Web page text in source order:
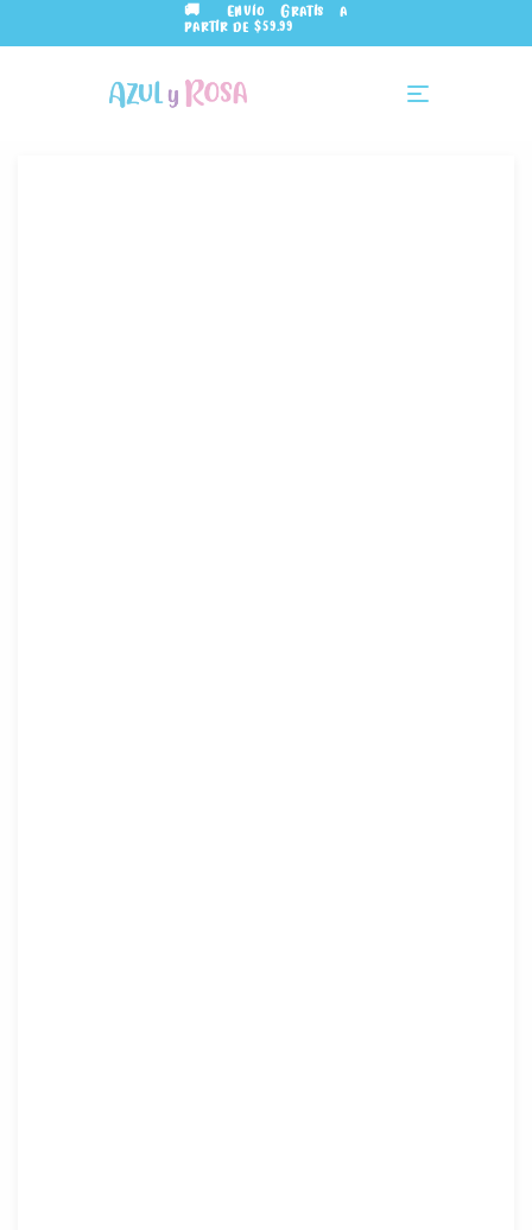
🚚 Envío Gratis a
partir de $59.99